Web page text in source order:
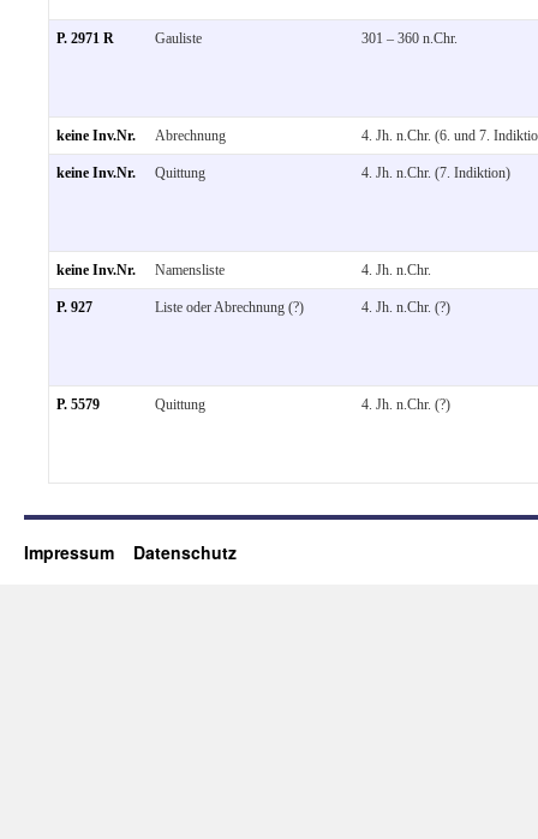
P. 2971 R Gauliste 301 – 360 n.Chr.
keine Inv.Nr. Abrechnung 4. Jh. n.Chr. (6. und 7.
keine Inv.Nr. Quittung 4. Jh. n.Chr. (7. Indiktion)
keine Inv.Nr. Namensliste 4. Jh. n.Chr.
P. 927 Liste oder Abrechnung (?) 4. Jh. n.Chr. (?)
P. 5579 Quittung 4. Jh. n.Chr. (?)
Impressum Datenschutz